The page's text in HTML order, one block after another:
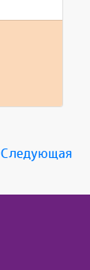
Следующая